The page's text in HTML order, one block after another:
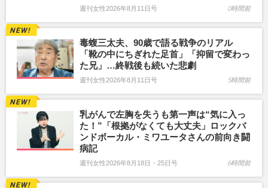
週刊女性2026年8月11日号 0時間前
毒蝮三太夫、90歳で語る戦争のリアル
「靴の中にちぎれた足首」「抑留で変わっ
た兄」…終戦後も続いた悲劇
週刊女性2026年8月11日号 5時間前
乳がんで左胸を失うも第一声は“気に入っ
た！”「根拠がなくても大丈夫」ロックバ
ンドボーカル・ミワユータさんの前向き闘
病記
週刊女性2026年8月18日・25日号 6時間前